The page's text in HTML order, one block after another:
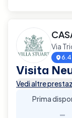
Via
Visita
Vedi altre
Prima
-